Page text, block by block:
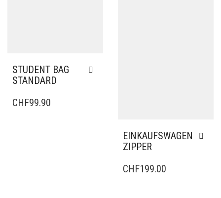
STUDENT BAG
STANDARD
CHF99.90
EINKAUFSWAGEN
ZIPPER
CHF199.00